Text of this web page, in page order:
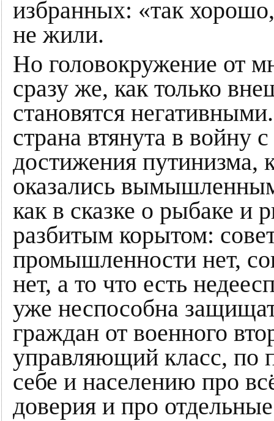
избранных: «так
не жили.
Но головокружение от
сразу же, как только
становятся
страна втянута в войну
достижения путинизма,
оказались
как в сказке о рыбаке и
разбитым корытом:
промышленности нет,
нет, а то что есть
уже неспособна
граждан от военного
управляющий класс, по
себе и населению про
доверия и про